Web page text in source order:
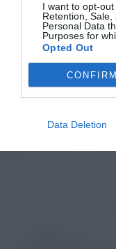
I want to opt-out
Retention,
Personal Data
Purposes for
Opted Out
CONFIRM
Data Deletion